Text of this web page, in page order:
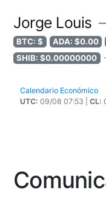
Jorge Louis
BTC: $ ADA: $0.00
SHIB: $0.00000000
Calendario Económico
UTC: 09/08 07:53 | CL: